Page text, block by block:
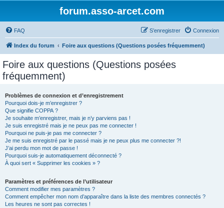
forum.asso-arcet.com
FAQ Connexion
S’enregistrer
Index du forum Foire aux questions (Questions posées fréquemment)
Foire aux questions (Questions posées
fréquemment)
Problèmes de connexion et d’enregistrement
Pourquoi dois-je m’enregistrer ?
Que signifie COPPA ?
Je souhaite m’enregistrer, mais je n’y parviens pas !
Je suis enregistré mais je ne peux pas me connecter !
Pourquoi ne puis-je pas me connecter ?
Je me suis enregistré par le passé mais je ne peux plus me connecter ?!
J’ai perdu mon mot de passe !
Pourquoi suis-je automatiquement déconnecté ?
À quoi sert « Supprimer les cookies » ?
Paramètres et préférences de l’utilisateur
Comment modifier mes paramètres ?
Comment empêcher mon nom d’apparaître dans la liste des membres connectés ?
Les heures ne sont pas correctes !